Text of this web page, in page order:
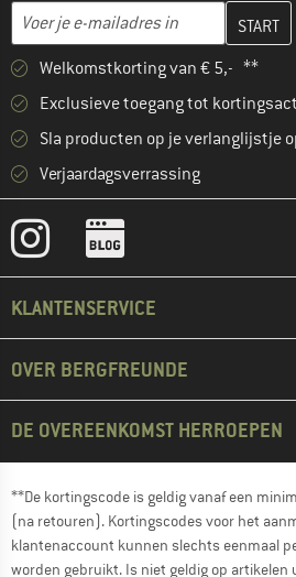
E-mailadres
Vul je e-mailadres hier in en maak in
Welkomstkorting van € 5,- **
Exclusieve toegang tot
Sla producten op je verlanglijstje
Verjaardagsverrassing
KLANTENSERVICE
OVER BERGFREUNDE
DE OVEREENKOMST HERROEPEN
**De kortingscode is geldig vanaf een
(na retouren). Kortingscodes voor het
klantenaccount kunnen slechts eenmaal
worden gebruikt. Is niet geldig op artikelen